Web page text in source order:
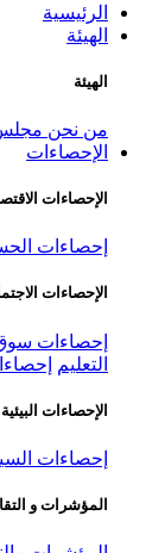
الرئيسية
الهيئة
الهيئة
من نحن مجلس
الإحصاءات
الإحصاءات
إحصاءات
الإحصاءات
إحصاءات
التعليم
الإحصاءات
إحصاءات
المؤشرات و